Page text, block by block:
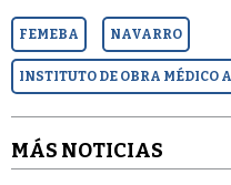
FEMEBA NAVARRO
INSTITUTO DE OBRA MÉDICO
MÁS NOTICIAS